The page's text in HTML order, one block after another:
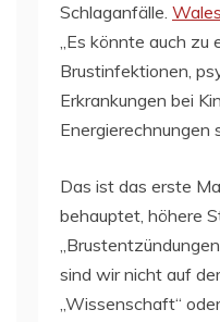
Schlaganfälle.
„Es könnte auch zu
Brustinfektionen,
Erkrankungen bei
Energierechnungen
Das ist das erste
behauptet, höhere
sind wir nicht auf
„Wissenschaft“